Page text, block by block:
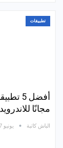
تطبيقات
أفضل
مجانًا
الباش كاتبة يونيو 17, 2021